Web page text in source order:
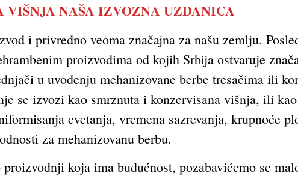
VIŠNJA NAŠA IZVOZNA UZDANICA
i privredno veoma značajna za našu zemlju.
proizvodima od kojih Srbija ostvaruje
u uvođenju mehanizovane berbe tresačima ili
se izvozi kao smrznuta i konzervisana višnja, ili
cvetanja, vremena sazrevanja, krupnoće
za mehanizovanu berbu.
koja ima budućnost, pozabavićemo se